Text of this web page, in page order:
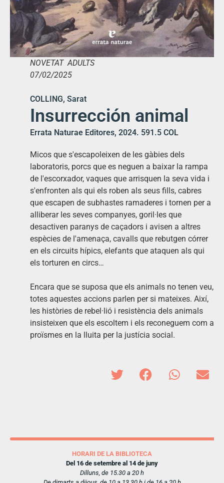
NOVETAT ADULTS
07/02/2025
COLLING, Sarat
Insurrección animal
Errata Naturae Editores, 2024. 591.5 COL
Micos que s'escapoleixen de les gàbies dels
laboratoris, porcs que es neguen a baixar la rampa
de l'escorxador, vaques que arrisquen la seva vida i
s'enfronten als qui els roben als seus fills, cabres
que escapen de subhastes ramaderes i tornen per a
alliberar les seves companyes, goril·les que
desactiven paranys de caçadors i avisen a altres
espècies de l'amenaça, cavalls que rebutgen córrer
en els circuits hípics, elefants que ataquen als qui
els torturen en circs…
Encara que se suposa que els animals no tenen veu,
totes aquestes accions parlen per si mateixes. Així,
les històries de rebel·lió i resistència dels animals
insisteixen que els escoltem i els reconeguem com a
proïsmes en la lluita per la justícia social.
HORARI DE LA BIBLIOTECA
Del 16 de setembre al 14 de juny
Dilluns, de 15.30 a 20 h